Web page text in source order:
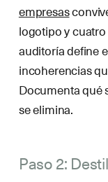
empresas
logotipo y
auditoría define
incoherencias
Documenta qué
se elimina.
Paso 2: